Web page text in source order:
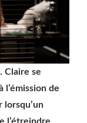
Claire se
de
lorsqu’un